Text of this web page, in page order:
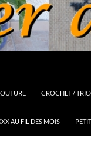
CROCHET /
AU FIL DES MOIS